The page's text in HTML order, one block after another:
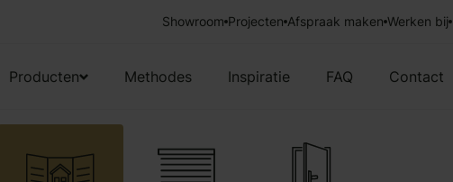
Vakkundige legservice 35 jaar ervaring
Showroom Projecten Afspraak maken Werken bij
Producten Methodes Inspiratie FAQ Contact